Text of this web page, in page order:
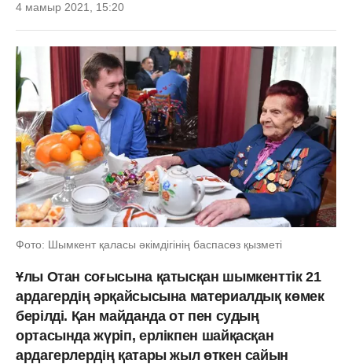
4 мамыр 2021, 15:20
Фото: Шымкент қаласы әкімдігінің баспасөз қызметі
Ұлы Отан соғысына қатысқан шымкенттік 21
ардагердің әрқайсысына материалдық көмек
берілді. Қан майданда от пен судың
ортасында жүріп, ерлікпен шайқасқан
ардагерлердің қатары жыл өткен сайын